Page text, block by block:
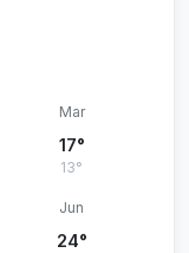
Mar
17°
13°
Jun
24°